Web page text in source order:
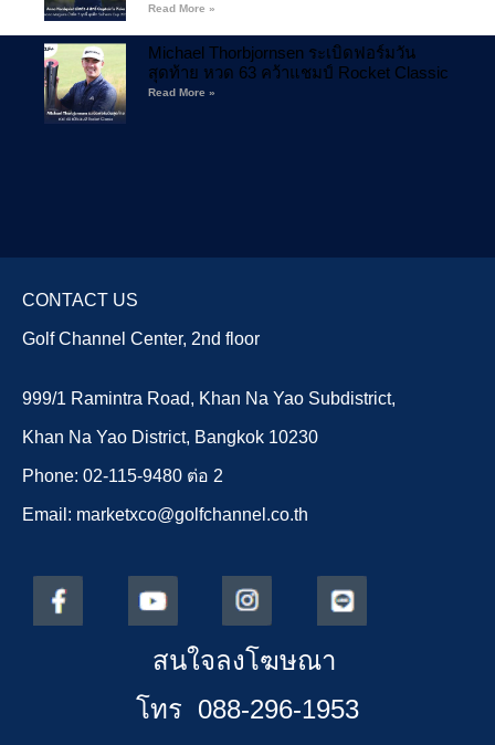
Read More »
Michael Thorbjornsen ระเบิดฟอร์มวัน
สุดท้าย หวด 63 คว้าแชมป์ Rocket Classic
Read More »
CONTACT US
Golf Channel Center, 2nd floor
999/1 Ramintra Road, Khan Na Yao Subdistrict,
Khan Na Yao District, Bangkok 10230
Phone: 02-115-9480 ต่อ 2
Email: marketxco@golfchannel.co.th
สนใจลงโฆษณา
โทร 088-296-1953